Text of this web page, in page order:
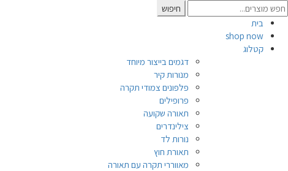
Search
for:
חיפוש
בית
shop now
קטלוג
דגמים בייצור מיוחד
מנורות קיר
פלפונים צמודי תקרה
פרופילים
תאורה שקועה
צילינדרים
נורות לד
תאורת חוץ
מאווררי תקרה עם תאורה